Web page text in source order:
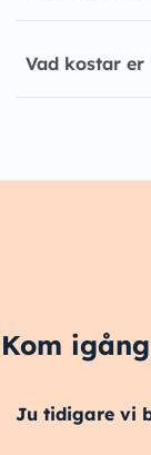
Vad kostar er
Kom
Ju tidigare vi